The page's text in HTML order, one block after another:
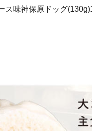
ス味神保原ドッグ